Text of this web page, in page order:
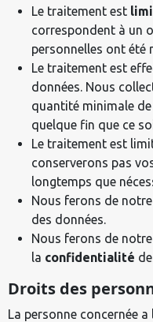
Le traitement est
correspondent à un
personnelles ont été
Le traitement est
données. Nous
quantité minimale
quelque fin que ce
Le traitement est
conserverons pas
longtemps que
Nous ferons de
des données.
Nous ferons de
la confidentialité
Droits des
La personne concernée